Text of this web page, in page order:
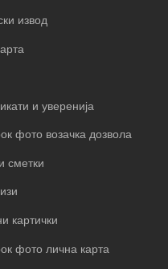
извод
и уверенија
фото возачка дозвола
сметки
картички
фото лична карта